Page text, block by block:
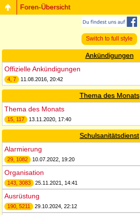
Foren-Übersicht
Switch to full style
Ankündigungen
Offizielle Ankündigungen
4, 7 11.08.2016, 20:42
Thema des Monats
Thema des Monats
15, 117 13.11.2020, 17:40
Schulsanitätsdienst
Alarmierung
29, 1082 10.07.2022, 19:20
Organisation
143, 3083 25.11.2021, 14:41
Ausrüstung
190, 5211 29.10.2024, 22:12